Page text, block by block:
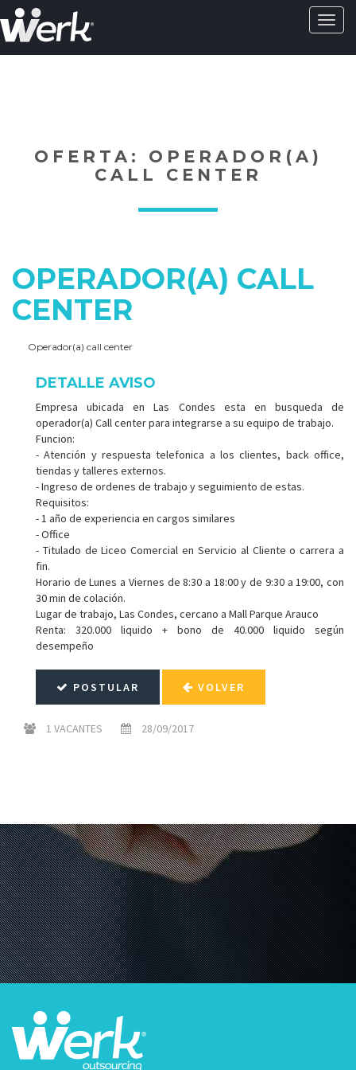
OFERTA: OPERADOR(A)
CALL CENTER
OPERADOR(A) CALL
CENTER
Operador(a) call center
DETALLE AVISO
Empresa ubicada en Las Condes esta en busqueda de
operador(a) Call center para integrarse a su equipo de trabajo.
Funcion:
- Atención y respuesta telefonica a los clientes, back office,
tiendas y talleres externos.
- Ingreso de ordenes de trabajo y seguimiento de estas.
Requisitos:
- 1 año de experiencia en cargos similares
- Office
- Titulado de Liceo Comercial en Servicio al Cliente o carrera a
fin.
Horario de Lunes a Viernes de 8:30 a 18:00 y de 9:30 a 19:00, con
30 min de colación.
Lugar de trabajo, Las Condes, cercano a Mall Parque Arauco
Renta: 320.000 liquido + bono de 40.000 liquido según
desempeño
POSTULAR VOLVER
1 VACANTES 28/09/2017